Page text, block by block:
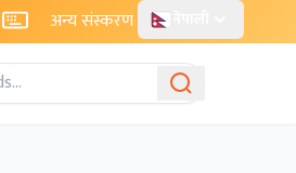
अन्य संस्करण